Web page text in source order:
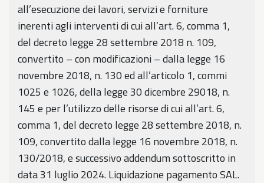
all’esecuzione dei lavori, servizi e forniture
inerenti agli interventi di cui all’art. 6, comma 1,
del decreto legge 28 settembre 2018 n. 109,
convertito – con modificazioni – dalla legge 16
novembre 2018, n. 130 ed all’articolo 1, commi
1025 e 1026, della legge 30 dicembre 29018, n.
145 e per l’utilizzo delle risorse di cui all’art. 6,
comma 1, del decreto legge 28 settembre 2018, n.
109, convertito dalla legge 16 novembre 2018, n.
130/2018, e successivo addendum sottoscritto in
data 31 luglio 2024. Liquidazione pagamento SAL.